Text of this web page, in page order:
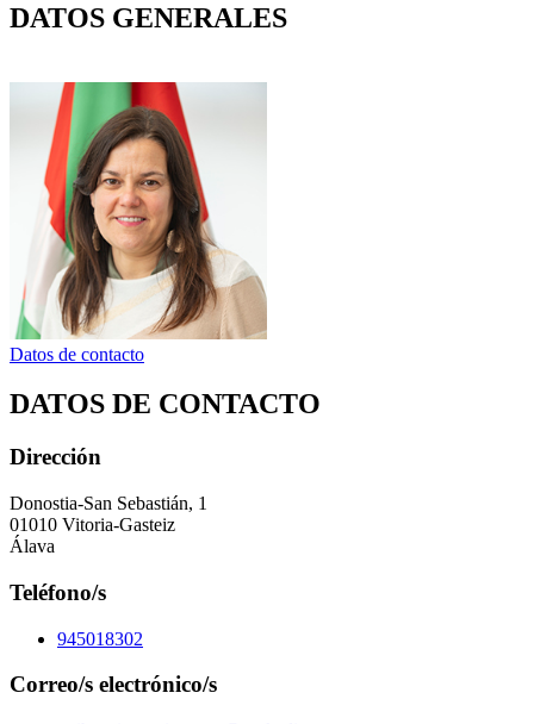
DATOS GENERALES
Datos de contacto
DATOS DE CONTACTO
Dirección
Donostia-San Sebastián, 1
01010 Vitoria-Gasteiz
Álava
Teléfono/s
945018302
Correo/s electrónico/s